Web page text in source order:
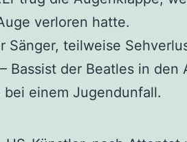
verloren hatte.
Sänger, teilweise
– Bassist der Beatles in den
einem Jugendunfall.